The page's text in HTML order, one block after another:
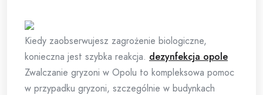
Kiedy zaobserwujesz zagrożenie biologiczne,
konieczna jest szybka reakcja. dezynfekcja opole
Zwalczanie gryzoni w Opolu to kompleksowa pomoc
w przypadku gryzoni, szczególnie w budynkach